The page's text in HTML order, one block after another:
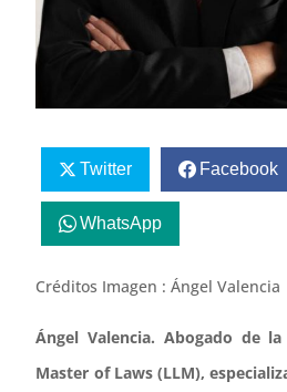
Twitter Facebook
WhatsApp
Créditos Imagen : Ángel Valencia
Ángel Valencia. Abogado de
Master of Laws (LLM),